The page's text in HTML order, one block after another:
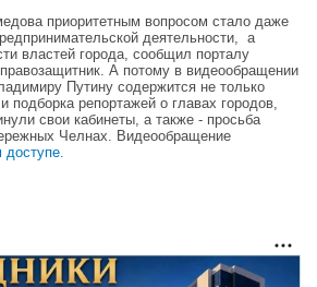
приоритетным вопросом стало даже
деятельности, а
властей города, сообщил порталу
А потому в видеообращении
Путину содержится не только
подборка репортажей о главах городов,
свои кабинеты, а также - просьба
Челнах. Видеообращение